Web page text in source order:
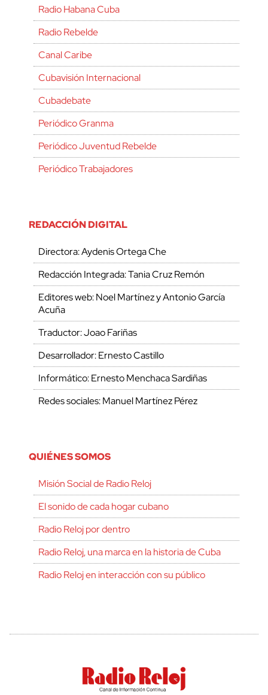
Radio Habana Cuba
Radio Rebelde
Canal Caribe
Cubavisión Internacional
Cubadebate
Periódico Granma
Periódico Juventud Rebelde
Periódico Trabajadores
REDACCIÓN DIGITAL
Directora: Aydenis Ortega Che
Redacción Integrada: Tania Cruz Remón
Editores web: Noel Martínez y Antonio García
Acuña
Traductor: Joao Fariñas
Desarrollador: Ernesto Castillo
Informático: Ernesto Menchaca Sardiñas
Redes sociales: Manuel Martínez Pérez
QUIÉNES SOMOS
Misión Social de Radio Reloj
El sonido de cada hogar cubano
Radio Reloj por dentro
Radio Reloj, una marca en la historia de Cuba
Radio Reloj en interacción con su público